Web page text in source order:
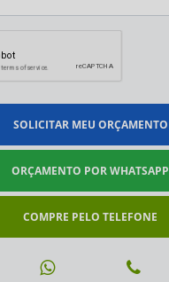
SOLICITAR MEU ORÇAMENTO
ORÇAMENTO POR WHATSAPP
COMPRE PELO TELEFONE